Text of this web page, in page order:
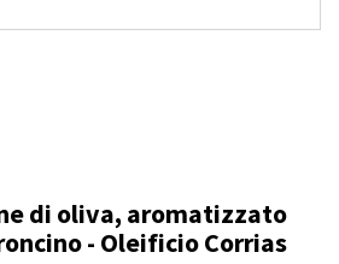
di oliva, aromatizzato
- Oleificio Corrias